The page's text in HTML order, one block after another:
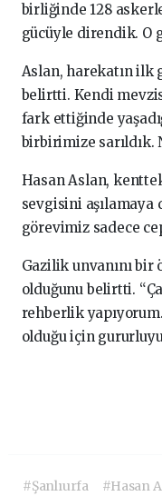
birliğinde 128
gücüyle direndik. O
Aslan, harekatın ilk
belirtti. Kendi
fark ettiğinde
birbirimize sarıldık.
Hasan Aslan,
sevgisini aşılamaya
görevimiz sadece
Gazilik unvanını bir
olduğunu belirtti.
rehberlik
olduğu için
#Şanlıurfa #Hasan